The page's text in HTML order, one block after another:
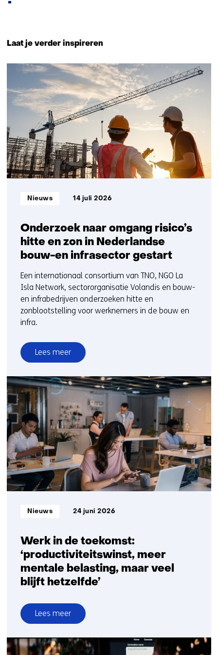
(Neem
contact
met
ons
op)
Laat je verder inspireren
79
resultaten,
getoond
1
t/m
5
Onderzoek naar omgang risico’s
hitte en zon in Nederlandse
bouw-en infrasector gestart
Informatietype:
Nieuws 14 juli 2026
Een internationaal consortium van TNO, NGO La
Isla Network, sectororganisatie Volandis en bouw-
en infrabedrijven onderzoeken hitte en
zonblootstelling voor werknemers in de bouw en
infra.
Lees meer
over
Onderzoek
naar
omgang
risico’s
hitte
en
zon
in
Nederlandse
bouw-
en
gestart
Werk in de toekomst:
‘productiviteitswinst, meer
mentale belasting, maar veel
blijft hetzelfde’
Informatietype:
Nieuws 24 juni 2026
Lees meer
over
Werk
in